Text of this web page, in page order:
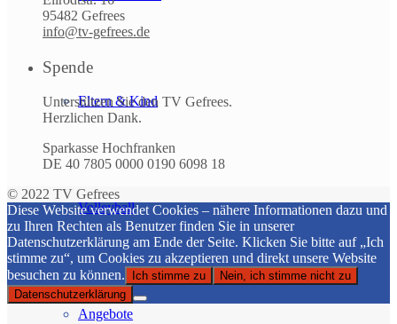
Eltern & Kind
Volleyball
Angebote
95482 Gefrees
info@tv-gefrees.de
Spende
Unterstützen Sie den TV Gefrees.
Herzlichen Dank.
Sparkasse Hochfranken
DE 40 7805 0000 0190 6098 18
© 2022 TV Gefrees
Diese Website verwendet Cookies – nähere Informationen dazu und
zu Ihren Rechten als Benutzer finden Sie in unserer
Datenschutzerklärung am Ende der Seite. Klicken Sie bitte auf „Ich
stimme zu“, um Cookies zu akzeptieren und direkt unsere Website
besuchen zu können.
Ich stimme zu
Nein, ich stimme nicht zu
Datenschutzerklärung